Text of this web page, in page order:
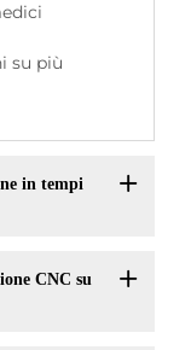
su più
in tempi
CNC su